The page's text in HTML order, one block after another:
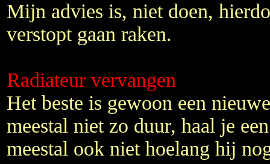
Mijn advies is, niet doen,
verstopt gaan raken.
Radiateur vervangen
Het beste is gewoon een
meestal niet zo duur, haal je
meestal ook niet hoelang hij